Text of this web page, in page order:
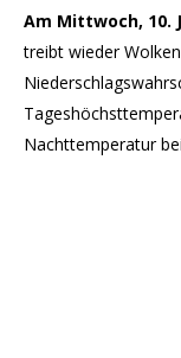
Am Mittwoch, 10.
treibt wieder
Nachttemperatur